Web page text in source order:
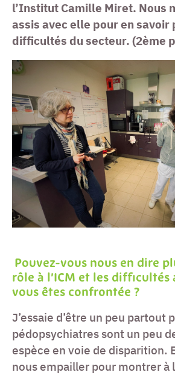
l’Institut Camille Miret. Nous
assis avec elle pour en savoir
difficultés du secteur. (2ème
Pouvez-vous nous en dire
rôle à l’ICM et les difficultés
vous êtes confrontée ?
J’essaie d’être un peu partout
pédopsychiatres sont un peu
espèce en voie de disparition.
nous empailler pour montrer à